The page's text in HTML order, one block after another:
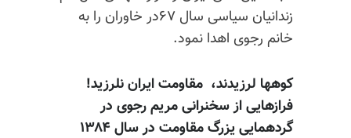
زندانیان سیاسی سال ۶۷در خاوران را به
خانم رجوی اهدا نمود.
کوهها لرزیدند، ‌ مقاومت ایران نلرزید!
فرازهایی از سخنرانی مریم رجوی در
گردهمایییزرگمقاومت در سال ۱۳۸۴